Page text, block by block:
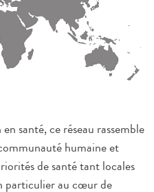
santé, ce réseau rassemble
humaine et
de santé tant locales
particulier au cœur de